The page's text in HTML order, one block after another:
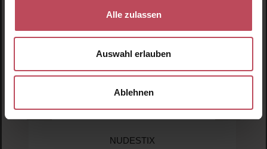
Alle zulassen
Auswahl erlauben
Ablehnen
NUDESTIX